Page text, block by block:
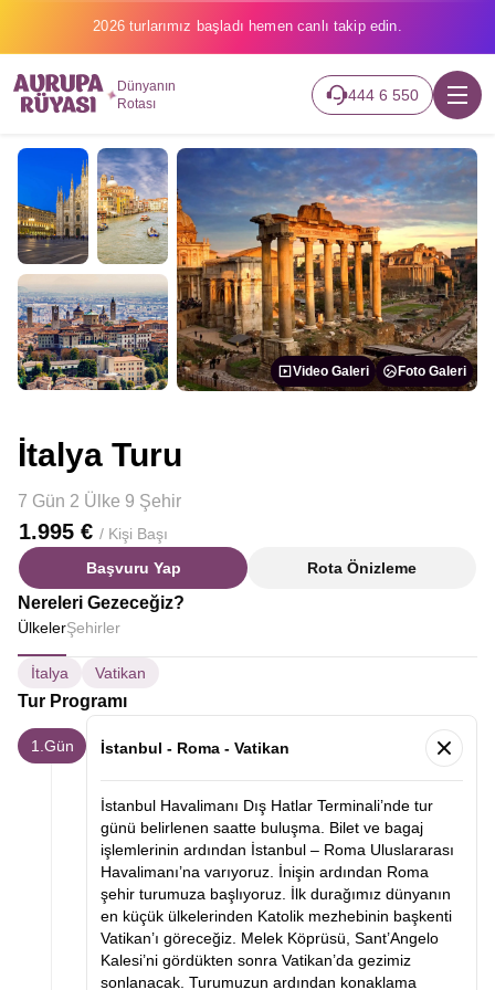
2026 turlarımız başladı hemen canlı takip edin.
Dünyanın
Rotası
444 6 550
Video Galeri Foto Galeri
İtalya Turu
7 Gün 2 Ülke 9 Şehir
1.995 € / Kişi Başı
Başvuru Yap
Rota Önizleme
Nereleri Gezeceğiz?
ÜlkelerŞehirler
İtalya Vatikan
Tur Programı
1.Gün İstanbul - Roma - Vatikan
İstanbul Havalimanı Dış Hatlar Terminali’nde tur
günü belirlenen saatte buluşma. Bilet ve bagaj
işlemlerinin ardından İstanbul – Roma Uluslararası
Havalimanı’na varıyoruz. İnişin ardından Roma
şehir turumuza başlıyoruz. İlk durağımız dünyanın
en küçük ülkelerinden Katolik mezhebinin başkenti
Vatikan’ı göreceğiz. Melek Köprüsü, Sant’Angelo
Kalesi’ni gördükten sonra Vatikan’da gezimiz
sonlanacak. Turumuzun ardından konaklama